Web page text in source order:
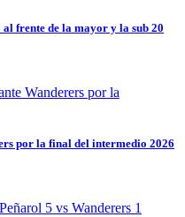
frente de la mayor y la sub 20
por la final del intermedio 2026